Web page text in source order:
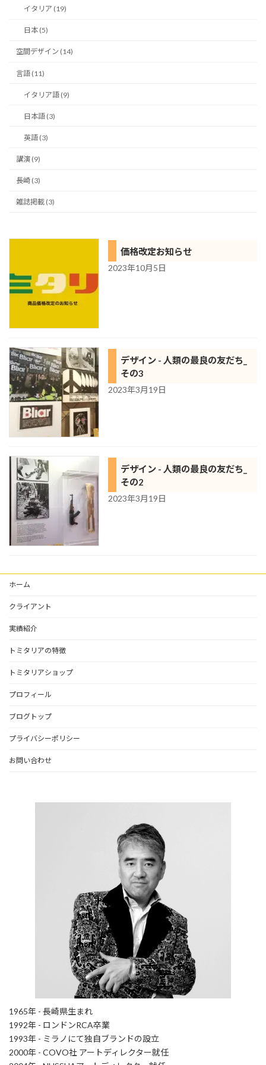
イタリア (19)
日本 (5)
空間デザイン (14)
言語 (11)
イタリア語 (9)
日本語 (3)
英語 (3)
講演 (9)
長崎 (3)
雑誌掲載 (3)
価格改定お知らせ
2023年10月5日
デザイン - 人類の最良の友だち_
その3
2023年3月19日
デザイン - 人類の最良の友だち_
その2
2023年3月19日
ホーム
クライアント
実績紹介
トミタリアの特徴
トミタリアショップ
プロフィール
ブログトップ
プライバシーポリシー
お問い合わせ
1965年 - 長崎県生まれ
1992年 - ロンドンRCA卒業
1993年 - ミラノにて独自ブランドの設立
2000年 - COVO社 アートディレクター就任